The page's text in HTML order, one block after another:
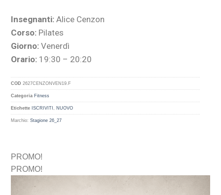
Insegnanti: Alice Cenzon
Corso: Pilates
Giorno: Venerdì
Orario: 19:30 – 20:20
COD2627CENZONVEN19.F
Categoria Fitness
Etichette ISCRIVITI, NUOVO
Marchio:Stagione 26_27
PROMO!
PROMO!